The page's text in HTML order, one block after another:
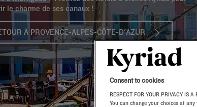
le charme de ses canaux !
À PROVENCE-ALPES-CÔTE-D'AZUR
Consent to cookies
RESPECT FOR YOUR PRIVACY IS A
You can change your choices at